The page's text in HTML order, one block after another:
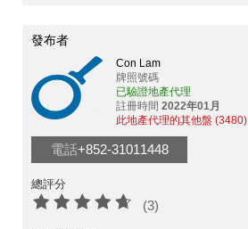
發布者
Con Lam
牌照號碼
已驗證地產代理
註冊時間 2022年01月
此地產代理的其他盤 (3480)
電話+852-31011448
總評分
(3)